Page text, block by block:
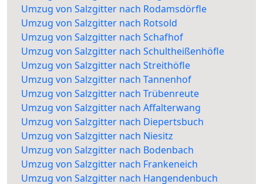
Umzug von Salzgitter nach Rodamsdörfle
Umzug von Salzgitter nach Rotsold
Umzug von Salzgitter nach Schafhof
Umzug von Salzgitter nach Schultheißenhöfle
Umzug von Salzgitter nach Streithöfle
Umzug von Salzgitter nach Tannenhof
Umzug von Salzgitter nach Trübenreute
Umzug von Salzgitter nach Affalterwang
Umzug von Salzgitter nach Diepertsbuch
Umzug von Salzgitter nach Niesitz
Umzug von Salzgitter nach Bodenbach
Umzug von Salzgitter nach Frankeneich
Umzug von Salzgitter nach Hangendenbuch